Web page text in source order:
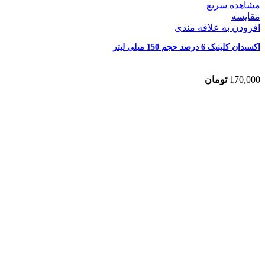
مشاهده سریع
مقایسه
افزودن به علاقه مندی
اکسیدان کلینیک 6 درصد حجم 150 میلی لیتر
170,000 تومان